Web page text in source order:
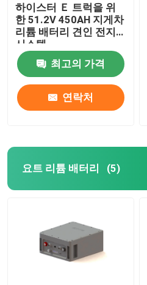
하이스터 Ｅ 트럭을 위
한 51.2V 450AH 지게차
리튬 배터리 견인 전지
시스템
최고의 가격
연락처
요트 리튬 배터리 (5)